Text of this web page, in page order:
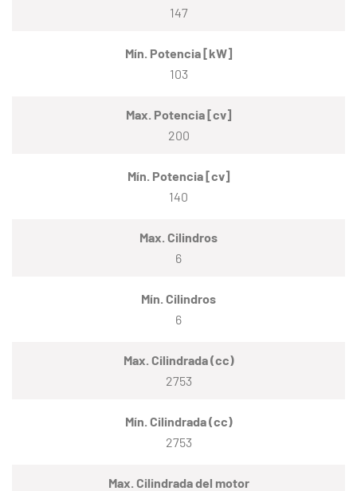
147
Mín. Potencia [kW]
103
Max. Potencia [cv]
200
Mín. Potencia [cv]
140
Max. Cilindros
6
Mín. Cilindros
6
Max. Cilindrada (cc)
2753
Mín. Cilindrada (cc)
2753
Max. Cilindrada del motor